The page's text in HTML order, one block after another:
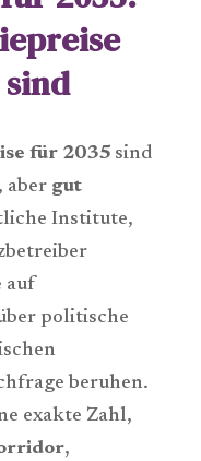
für 2035sind
aber gut
Institute,
auf
politische
beruhen.
exakte Zahl,
,